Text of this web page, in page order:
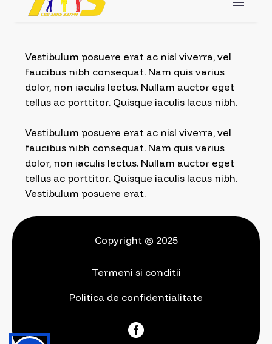
Vestibulum posuere erat ac nisl viverra, vel
faucibus nibh consequat. Nam quis varius
dolor, non iaculis lectus. Nullam auctor eget
tellus ac porttitor. Quisque iaculis lacus nibh.
Vestibulum posuere erat ac nisl viverra, vel
faucibus nibh consequat. Nam quis varius
dolor, non iaculis lectus. Nullam auctor eget
tellus ac porttitor. Quisque iaculis lacus nibh.
Vestibulum posuere erat.
Copyright © 2025
Termeni si conditii
Politica de confidentialitate